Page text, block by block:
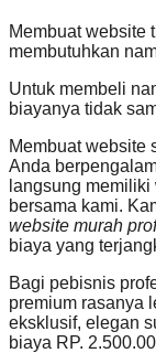
Membuat website
membutuhkan
Untuk membeli
biayanya tidak
Membuat website
Anda
langsung
bersama kami.
website murah
biaya yang
Bagi pebisnis
premium rasanya
eksklusif, elegan
biaya RP.